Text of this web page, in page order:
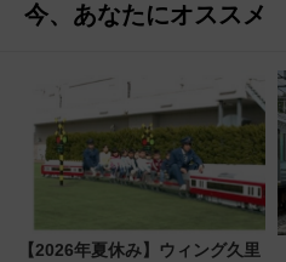
今、あなたにオススメ
【2026年夏休み】ウィング久里